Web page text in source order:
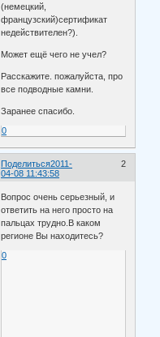
(немецкий,
французский)сертификат
недействителен?).
Может ещё чего не учел?
Расскажите. пожалуйста, про
все подводные камни.
Заранее спасибо.
0
Поделиться 2
2011-
04-08 11:43:58
Вопрос очень серьезный, и
ответить на него просто на
пальцах трудно.В каком
регионе Вы находитесь?
0